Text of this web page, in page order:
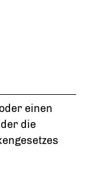
einen
die